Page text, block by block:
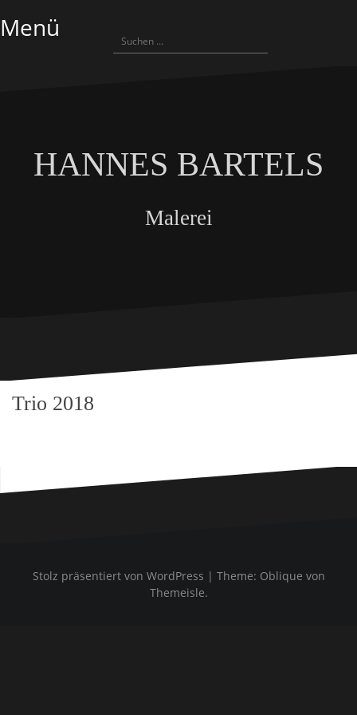
Inhalt
springen
Menü
Suchen
nach:
HANNES BARTELS
Malerei
Trio 2018
Stolz präsentiert von WordPress | Theme: Oblique von
Themeisle.